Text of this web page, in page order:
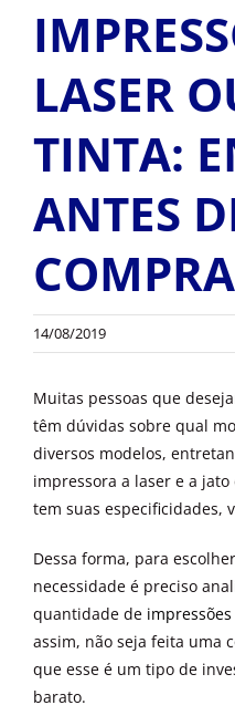
SUPRIMENTOS
OUTROS PRODUTOS
LASER
TINTA:
ANTES
14/08/2019
Muitas pessoas que
têm dúvidas sobre qual
diversos modelos,
impressora a laser e a
tem suas especificidades,
Dessa forma, para
necessidade é preciso
quantidade de impressões
assim, não seja feita uma
que esse é um tipo de
barato.